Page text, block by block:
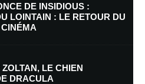
et mon site dans le navigateur pour
commentaires par e-mail.
DE INSIDIOUS :
LOINTAIN : LE RETOUR DU
LE CHIEN
DRACULA